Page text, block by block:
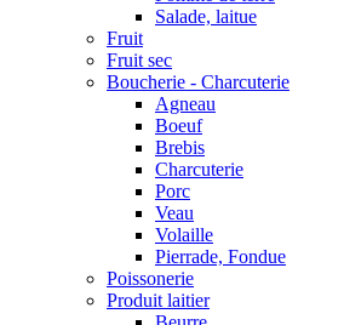
Salade, laitue
Fruit
Fruit sec
Boucherie - Charcuterie
Agneau
Boeuf
Brebis
Charcuterie
Porc
Veau
Volaille
Pierrade, Fondue
Poissonerie
Produit laitier